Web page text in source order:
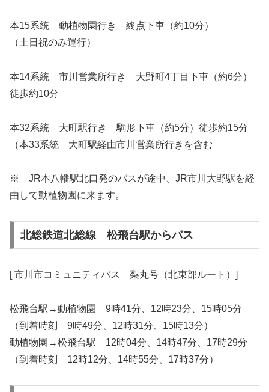
本15系統 動植物園行き 終点下車（約10分）
（土日祝のみ運行）
本14系統 市川営業所行き 大野町4丁目下車（約6分）
徒歩約10分
本32系統 大町駅行き 駒形下車（約5分）徒歩約15分
（本33系統 大町駅経由市川営業所行きを含む
※ JR本八幡駅北口発のバスが途中、JR市川大野駅を経
由して動植物園に来ます。
北総鉄道北総線 松飛台駅からバス
[ 市川市コミュニティバス 梨丸号（北東部ルート）]
松飛台駅→動植物園 9時41分、12時23分、15時05分
（到着時刻 9時49分、12時31分、15時13分）
動植物園→松飛台駅 12時04分、14時47分、17時29分
（到着時刻 12時12分、14時55分、17時37分）